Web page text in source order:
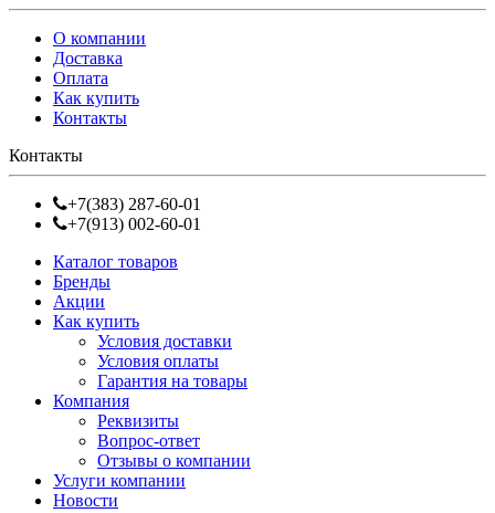
О компании
Доставка
Оплата
Как купить
Контакты
Контакты
+7(383) 287-60-01
+7(913) 002-60-01
Каталог товаров
Бренды
Акции
Как купить
Условия доставки
Условия оплаты
Гарантия на товары
Компания
Реквизиты
Вопрос-ответ
Отзывы о компании
Услуги компании
Новости